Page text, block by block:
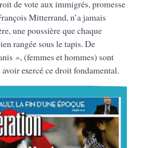
de vote aux immigrés, promesse
Mitterrand, n’a jamais
une poussière que chaque
rangée sous le tapis. De
», (femmes et hommes) sont
exercé ce droit fondamental.